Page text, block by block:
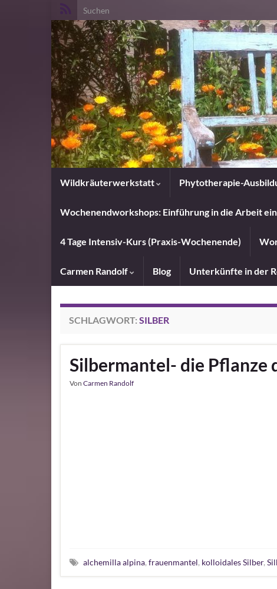
Search for:
Wildkräuterwerkstatt Phytotherapie-
Wochenendworkshops: Einführung in die Arbeit
4 Tage Intensiv-Kurs (Praxis-Wochenende)
Carmen Randolf Blog Unterkünfte in der
SCHLAGWORT: SILBER
Silbermantel- die Pflanze
Von Carmen Randolf
alchemilla alpina, frauenmantel, kolloidales Silber,